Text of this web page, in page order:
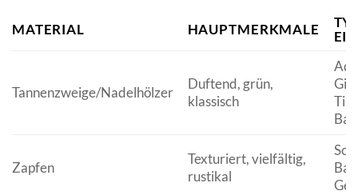
MATERIAL HAUPTMERKMALE
Tannenzweige/Nadelhölzer
Duftend, grün,
klassisch
Zapfen
Texturiert, vielfältig,
rustikal